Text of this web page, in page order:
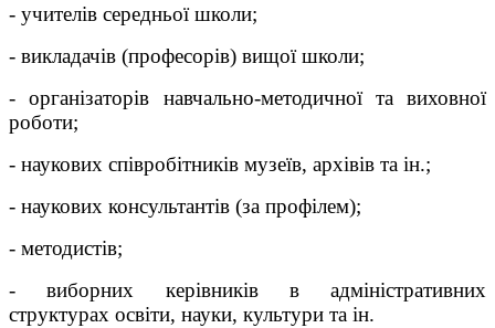
- учителів середньої школи;
- викладачів (професорів) вищої школи;
- організаторів навчально-методичної та виховної
роботи;
- наукових співробітників музеїв, архівів та ін.;
- наукових консультантів (за профілем);
- методистів;
- виборних керівників в адміністративних
структурах освіти, науки, культури та ін.